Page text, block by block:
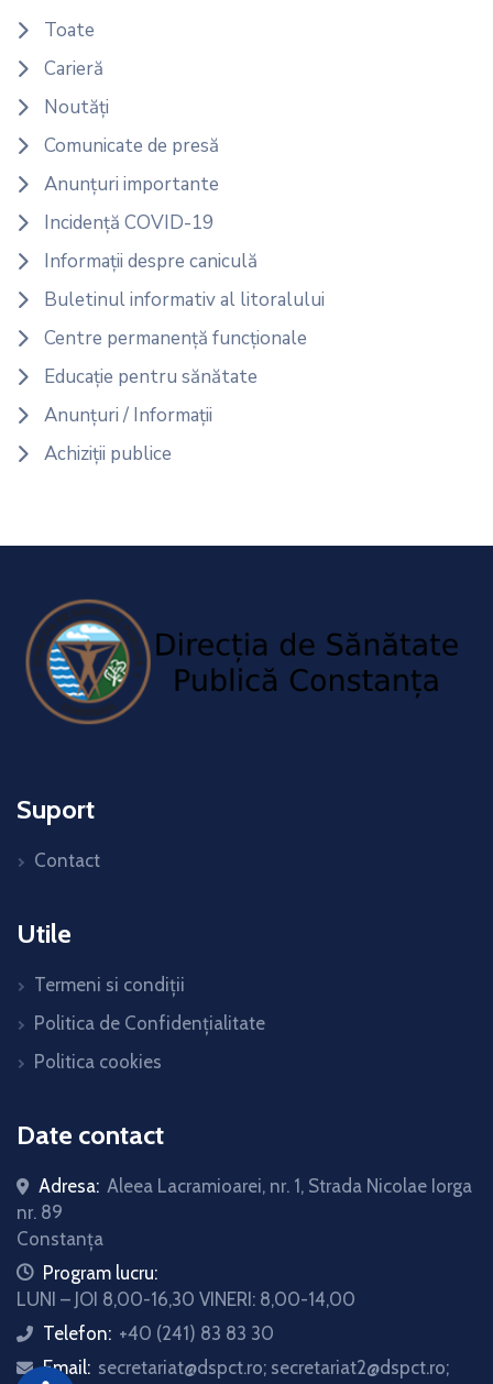
Toate
Carieră
Noutăți
Comunicate de presă
Anunțuri importante
Incidență COVID-19
Informații despre caniculă
Buletinul informativ al litoralului
Centre permanență funcționale
Educație pentru sănătate
Anunțuri / Informații
Achiziții publice
Suport
Contact
Utile
Termeni si condiții
Politica de Confidențialitate
Politica cookies
Date contact
Adresa: Aleea Lacramioarei, nr. 1, Strada Nicolae Iorga
nr. 89
Constanța
iconProgram lucru:
LUNI – JOI 8,00-16,30 VINERI: 8,00-14,00
icon
Telefon: +40 (241) 83 83 30
icon
Email: secretariat@dspct.ro; secretariat2@dspct.ro;